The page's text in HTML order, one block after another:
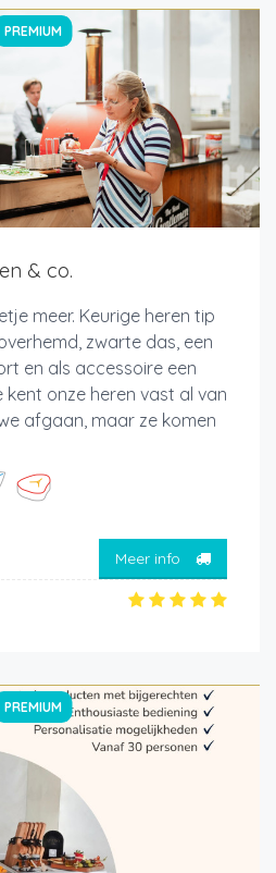
PREMIUM
& co.
meer. Keurige heren tip
zwarte das, een
en als accessoire een
kent onze heren vast al van
afgaan, maar ze komen
Meer info
PREMIUM